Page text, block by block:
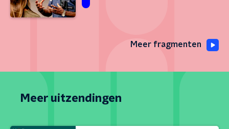
Meer fragmenten
Meer uitzendingen